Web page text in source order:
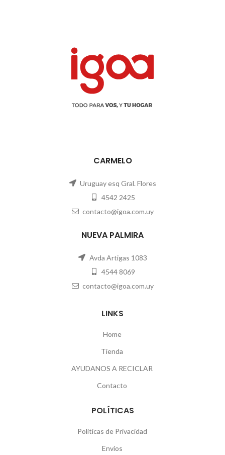
CARMELO
Uruguay esq Gral. Flores
4542 2425
contacto@igoa.com.uy
NUEVA PALMIRA
Avda Artigas 1083
4544 8069
contacto@igoa.com.uy
LINKS
Home
Tienda
AYUDANOS A RECICLAR
Contacto
POLÍTICAS
Políticas de Privacidad
Envíos